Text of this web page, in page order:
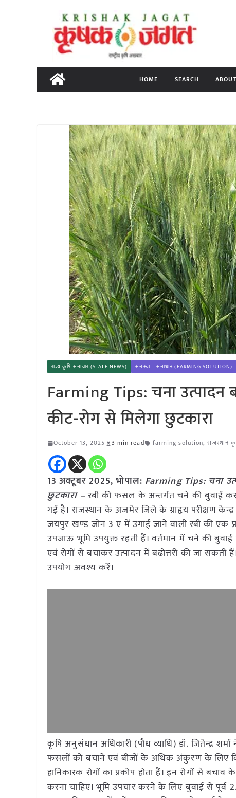
content
HOME SEARCH
राज्य कृषि समाचार (STATE NEWS) समस्या – समाधान (FARMING SOLUTION)
Farming Tips: चना
कीट-रोग से मिलेगा छुटकारा
October 13, 2025 3 min read farming solution,राजस्थान
13 अक्टूबर 2025, भोपाल: Farming Tips: चना
छुटकारा –रबी की फसल के अन्तर्गत चने की बुवाई
गई है। राजस्थान के अजमेर जिले के ग्राहृय परीक्षण
जयपुर खण्ड जोन 3 ए में उगाई जाने वाली रबी की
उपजाऊ भूमि उपयुक्त रहती हैं। वर्तमान में चने की
एवं रोगों से बचाकर उत्पादन में बढोत्तरी की जा
उपयोग अवश्य करें।
कृषि अनुसंधान अधिकारी (पौध व्याधि) डॉ. जितेन्द्र
फसलों को बचाने एवं बीजों के अधिक अंकुरण के लिए
हानिकारक रोगों का प्रकोप होता हैं। इन रोगों से
करना चाहिए। भूमि उपचार करने के लिए बुवाई से पूर्व